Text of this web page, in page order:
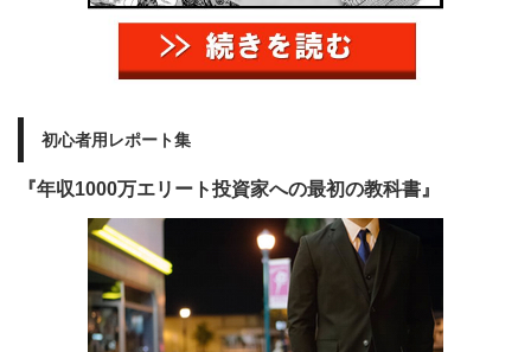
初心者用レポート集
『年収1000万エリート投資家への最初の教科書』